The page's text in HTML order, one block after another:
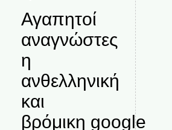
Αγαπητοί
αναγνώστες
η
ανθελληνική
και
βρόμικη google